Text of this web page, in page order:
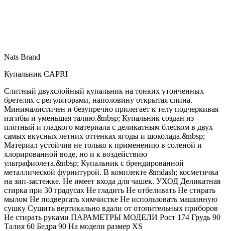
Nats Brand
Купальник CAPRI
Слитный двухслойный купальник на тонких утонченных
бретелях с регуляторами, наполовину открытая спина.
Минималистичен и безупречно прилегает к телу подчеркивая
изгибы и уменьшая талию.&nbsp; Купальник создан из
плотный и гладкого материала с деликатным блеском в двух
самых вкусных летних оттенках ягоды и шоколада.&nbsp;
Материал устойчив не только к применению в соленой и
хлорированной воде, но и к воздействию
ультрафиолета.&nbsp; Купальник с брендированной
металлической фурнитурой. В комплекте &mdash; косметичка
на зип-застежке. Не имеет входа для чашек. УХОД Деликатная
стирка при 30 градусах Не гладить Не отбеливать Не стирать
мылом Не подвергать химчистке Не использовать машинную
сушку Сушить вертикально вдали от отопительных приборов
Не стирать руками ПАРАМЕТРЫ МОДЕЛИ Рост 174 Грудь 90
Талия 60 Бедра 90 На модели размер XS